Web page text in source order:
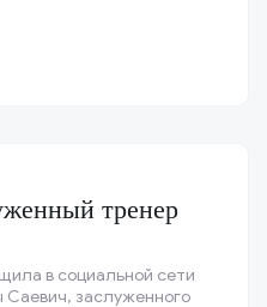
тренер
в социальной сети
заслуженного